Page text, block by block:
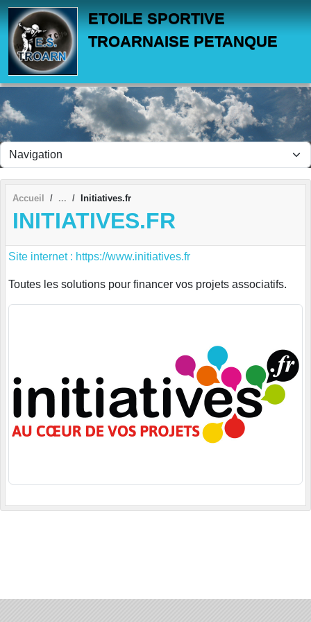
ETOILE SPORTIVE
TROARNAISE PETANQUE
Accueil Initiatives.fr
INITIATIVES.FR
Site internet : https://www.initiatives.fr
Toutes les solutions pour financer vos projets associatifs.
Panneau de gestion des cookies